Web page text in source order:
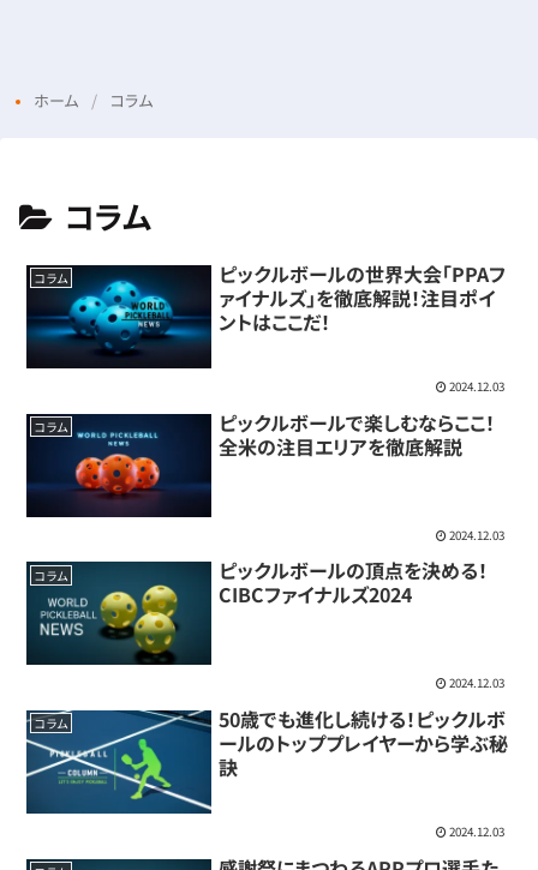
ホーム コラム
コラム
コラム
ピックルボールの世界大会「PPAフ
ァイナルズ」を徹底解説！注目ポイ
ントはここだ！
2024.12.03
コラム
ピックルボールで楽しむならここ！
全米の注目エリアを徹底解説
2024.12.03
コラム
ピックルボールの頂点を決める！
CIBCファイナルズ2024
2024.12.03
コラム
50歳でも進化し続ける！ピックルボ
ールのトッププレイヤーから学ぶ秘
訣
2024.12.03